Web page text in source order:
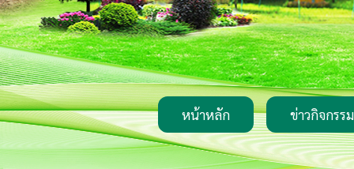
หน้าหลัก ข่าวกิจกรรม